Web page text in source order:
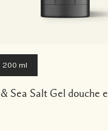
200 ml
Sea Salt Gel douche